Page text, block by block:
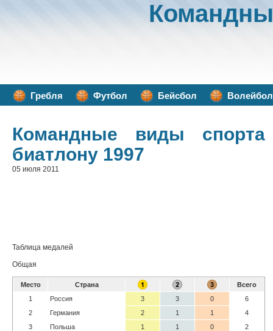
Гребля Футбол Бейсбол Волейбол
Командные виды спорта
биатлону 1997
05 июля 2011
Таблица медалей
Общая
Место Страна
Всего
1
Россия 3 3 0
6
2
Германия 2 1 1
4
3
Польша 1 1 0
2